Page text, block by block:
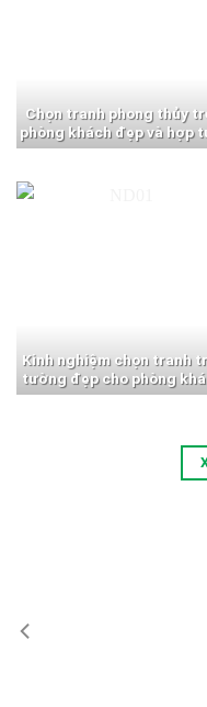
Chọn tranh phong thủy
phòng khách đẹp và hợp
Kinh nghiệm chọn tranh
tường đẹp cho phòng